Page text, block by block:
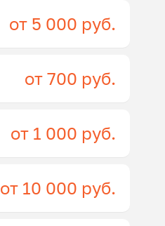
от 5 000 руб.
от 700 руб.
от 1 000 руб.
от 10 000 руб.